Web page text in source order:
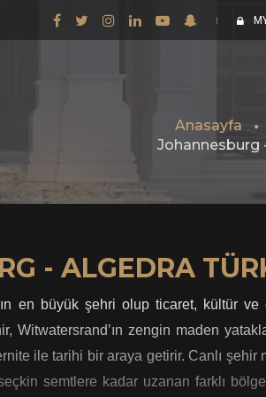
Anasayfa
Johannesburg
- ALGEDRA
en büyük şehri olup ticaret, kültür ve
Witwatersrand’ın zengin maden
ile tarihi bir araya getirir. Canlı şehir
semtlere kadar uzanan farklı